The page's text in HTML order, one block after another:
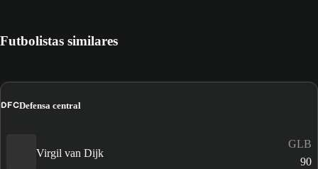
Futbolistas similares
DFCDefensa central
Virgil van Dijk
GLB
90